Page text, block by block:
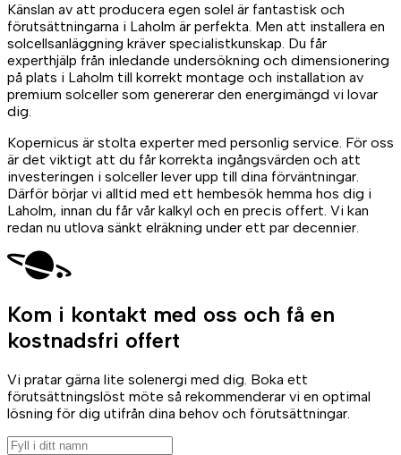
Känslan av att producera egen solel är fantastisk och
förutsättningarna i Laholm är perfekta. Men att installera en
solcellsanläggning kräver specialistkunskap. Du får
experthjälp från inledande undersökning och dimensionering
på plats i Laholm till korrekt montage och installation av
premium solceller som genererar den energimängd vi lovar
dig.
Kopernicus är stolta experter med personlig service. För oss
är det viktigt att du får korrekta ingångsvärden och att
investeringen i solceller lever upp till dina förväntningar.
Därför börjar vi alltid med ett hembesök hemma hos dig i
Laholm, innan du får vår kalkyl och en precis offert. Vi kan
redan nu utlova sänkt elräkning under ett par decennier.
Kom i kontakt med oss och få en
kostnadsfri offert
Vi pratar gärna lite solenergi med dig. Boka ett
förutsättningslöst möte så rekommenderar vi en optimal
lösning för dig utifrån dina behov och förutsättningar.